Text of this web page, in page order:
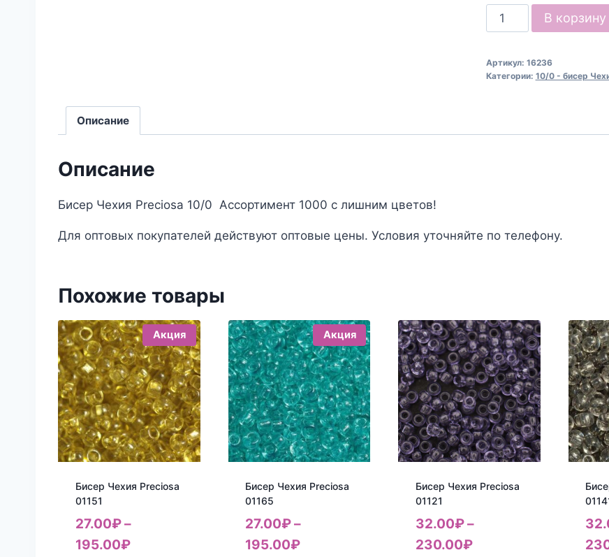
Количество
товара
Чехия
В корзину
Артикул: 16236
Категории: 10/0 - бисер
Описание
Описание
Бисер Чехия Preciosa 10/0 Ассортимент 1000 с лишним цветов!
Для оптовых покупателей действуют оптовые цены. Условия уточняйте по телефону.
Похожие товары
Акция
Бисер Чехия Preciosa
01151
27.00₽–
195.00₽
Акция
Бисер Чехия Preciosa
01165
27.00₽–
195.00₽
Бисер Чехия Preciosa
01121
32.00₽–
230.00₽